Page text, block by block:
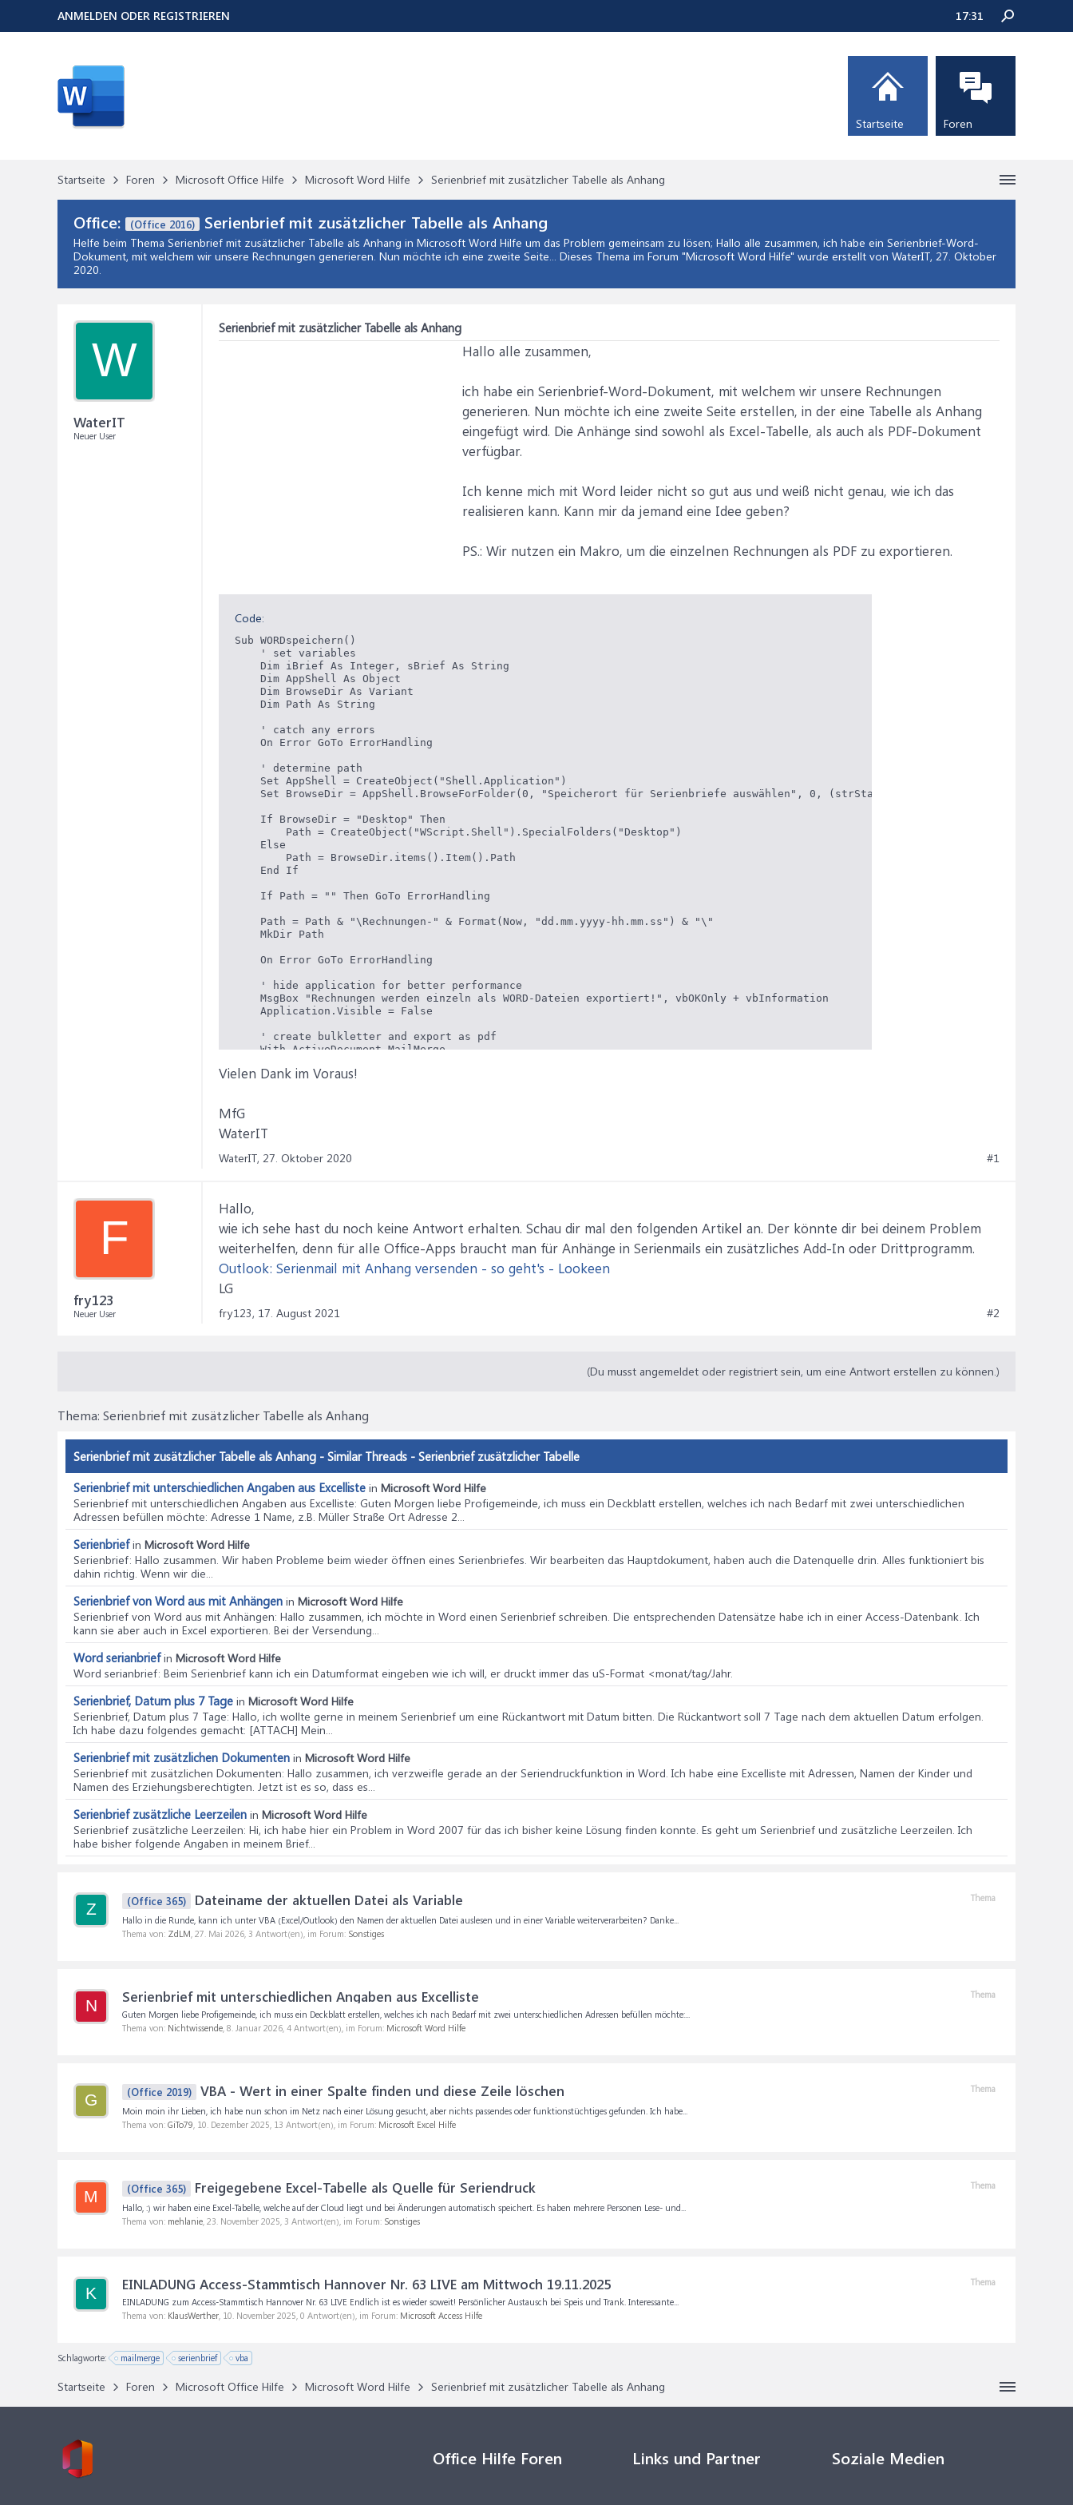
Startseite Foren Microsoft Office Hilfe Microsoft Word Hilfe Serienbrief mit zusätzlicher Tabelle als Anhang
Office: (Office 2016) Serienbrief mit zusätzlicher Tabelle als Anhang
Helfe beim Thema Serienbrief mit zusätzlicher Tabelle als Anhang in Microsoft Word Hilfe um das Problem gemeinsam zu lösen; Hallo alle zusammen, ich habe ein Serienbrief-Word-
Dokument, mit welchem wir unsere Rechnungen generieren. Nun möchte ich eine zweite Seite... Dieses Thema im Forum "Microsoft Word Hilfe" wurde erstellt von WaterIT, 27. Oktober
2020.
W
WaterIT
Neuer User
Serienbrief mit zusätzlicher Tabelle als Anhang
Hallo alle zusammen,
ich habe ein Serienbrief-Word-Dokument, mit welchem wir unsere Rechnungen
generieren. Nun möchte ich eine zweite Seite erstellen, in der eine Tabelle als Anhang
eingefügt wird. Die Anhänge sind sowohl als Excel-Tabelle, als auch als PDF-Dokument
verfügbar.
Ich kenne mich mit Word leider nicht so gut aus und weiß nicht genau, wie ich das
realisieren kann. Kann mir da jemand eine Idee geben?
PS.: Wir nutzen ein Makro, um die einzelnen Rechnungen als PDF zu exportieren.
Code:
Sub WORDspeichern()
    ' set variables
    Dim iBrief As Integer, sBrief As String
    Dim AppShell As Object
    Dim BrowseDir As Variant
    Dim Path As String
    ' catch any errors
    On Error GoTo ErrorHandling
    ' determine path
    Set AppShell = CreateObject("Shell.Application")
    Set BrowseDir = AppShell.BrowseForFolder(0, "Speicherort für Serienbriefe auswählen", 0, (strStartPath))
    If BrowseDir = "Desktop" Then
        Path = CreateObject("WScript.Shell").SpecialFolders("Desktop")
    Else
        Path = BrowseDir.items().Item().Path
    End If
    If Path = "" Then GoTo ErrorHandling
    Path = Path & "\Rechnungen-" & Format(Now, "dd.mm.yyyy-hh.mm.ss") & "\"
    MkDir Path
    On Error GoTo ErrorHandling
    ' hide application for better performance
    MsgBox "Rechnungen werden einzeln als WORD-Dateien exportiert!", vbOKOnly + vbInformation
    Application.Visible = False
    ' create bulkletter and export as pdf
    With ActiveDocument.MailMerge
        Do
            With .DataSource
                .FirstRecord = .ActiveRecord
                .LastRecord = .ActiveRecord
                sBrief = Path & "2020-" & .DataFields("RECHNUNG").Value & ".doc"
            End With
            If .DataSource.DataFields("RECHNUNG").Value > "" Then
                ActiveDocument.SaveAs FileName:=sBrief
            End If
            ActiveDocument.Close False
            If .DataSource.ActiveRecord < .DataSource.RecordCount Then
                .DataSource.ActiveRecord = wdNextRecord
            End If
    If Err.Number = 76 Then
        MsgBox "Das Dokument ist kein Serienbrief"
    ElseIf Err.Number = 4198 Then
        MsgBox "Der ausgewählte Speicherort ist ungültig", vbOKOnly + vbCritical
    ElseIf Err.Number = 91 Then
        MsgBox "Exportieren von Rechnungen abgebrochen", vbOKOnly + vbExclamation
    ElseIf Err.Number > 0 Then
    Else
        MsgBox "Rechnungen erfolgreich exportiert", vbOKOnly + vbInformation
Vielen Dank im Voraus!
MfG
WaterIT
WaterIT, 27. Oktober 2020 #1
F
fry123
Neuer User
Hallo,
wie ich sehe hast du noch keine Antwort erhalten. Schau dir mal den folgenden Artikel an. Der könnte dir bei deinem Problem
weiterhelfen, denn für alle Office-Apps braucht man für Anhänge in Serienmails ein zusätzliches Add-In oder Drittprogramm.
Outlook: Serienmail mit Anhang versenden - so geht's - Lookeen
LG
fry123, 17. August 2021 #2
(Du musst angemeldet oder registriert sein, um eine Antwort erstellen zu können.)
Thema: Serienbrief mit zusätzlicher Tabelle als Anhang
Serienbrief mit zusätzlicher Tabelle als Anhang - Similar Threads - Serienbrief zusätzlicher Tabelle
Serienbrief mit unterschiedlichen Angaben aus Excelliste in Microsoft Word Hilfe
Serienbrief mit unterschiedlichen Angaben aus Excelliste: Guten Morgen liebe Profigemeinde, ich muss ein Deckblatt erstellen, welches ich nach Bedarf mit zwei unterschiedlichen
Adressen befüllen möchte: Adresse 1 Name, z.B. Müller Straße Ort Adresse 2...
Serienbriefin Microsoft Word Hilfe
Serienbrief: Hallo zusammen. Wir haben Probleme beim wieder öffnen eines Serienbriefes. Wir bearbeiten das Hauptdokument, haben auch die Datenquelle drin. Alles funktioniert bis
dahin richtig. Wenn wir die...
Serienbrief von Word aus mit Anhängen in Microsoft Word Hilfe
Serienbrief von Word aus mit Anhängen: Hallo zusammen, ich möchte in Word einen Serienbrief schreiben. Die entsprechenden Datensätze habe ich in einer Access-Datenbank. Ich
kann sie aber auch in Excel exportieren. Bei der Versendung...
Word serianbriefin Microsoft Word Hilfe
Word serianbrief: Beim Serienbrief kann ich ein Datumformat eingeben wie ich will, er druckt immer das uS-Format <monat/tag/Jahr.
Serienbrief, Datum plus 7 Tage in Microsoft Word Hilfe
Serienbrief, Datum plus 7 Tage: Hallo, ich wollte gerne in meinem Serienbrief um eine Rückantwort mit Datum bitten. Die Rückantwort soll 7 Tage nach dem aktuellen Datum erfolgen.
Ich habe dazu folgendes gemacht: [ATTACH] Mein...
Serienbrief mit zusätzlichen Dokumenten in Microsoft Word Hilfe
Serienbrief mit zusätzlichen Dokumenten: Hallo zusammen, ich verzweifle gerade an der Seriendruckfunktion in Word. Ich habe eine Excelliste mit Adressen, Namen der Kinder und
Namen des Erziehungsberechtigten. Jetzt ist es so, dass es...
Serienbrief zusätzliche Leerzeilen in Microsoft Word Hilfe
Serienbrief zusätzliche Leerzeilen: Hi, ich habe hier ein Problem in Word 2007 für das ich bisher keine Lösung finden konnte. Es geht um Serienbrief und zusätzliche Leerzeilen. Ich
habe bisher folgende Angaben in meinem Brief...
Z
Thema
(Office 365) Dateiname der aktuellen Datei als Variable
Hallo in die Runde, kann ich unter VBA (Excel/Outlook) den Namen der aktuellen Datei auslesen und in einer Variable weiterverarbeiten? Danke...
Thema von: ZdLM, 27. Mai 2026, 3 Antwort(en), im Forum: Sonstiges
N
Thema
Serienbrief mit unterschiedlichen Angaben aus Excelliste
Guten Morgen liebe Profigemeinde, ich muss ein Deckblatt erstellen, welches ich nach Bedarf mit zwei unterschiedlichen Adressen befüllen möchte:...
Thema von: Nichtwissende, 8. Januar 2026, 4 Antwort(en), im Forum: Microsoft Word Hilfe
G
Thema
(Office 2019) VBA - Wert in einer Spalte finden und diese Zeile löschen
Moin moin ihr Lieben, ich habe nun schon im Netz nach einer Lösung gesucht, aber nichts passendes oder funktionstüchtiges gefunden. Ich habe...
Thema von: GiTo79, 10. Dezember 2025, 13 Antwort(en), im Forum: Microsoft Excel Hilfe
M
Thema
(Office 365) Freigegebene Excel-Tabelle als Quelle für Seriendruck
Hallo, :) wir haben eine Excel-Tabelle, welche auf der Cloud liegt und bei Änderungen automatisch speichert. Es haben mehrere Personen Lese- und...
Thema von: mehlanie, 23. November 2025, 3 Antwort(en), im Forum: Sonstiges
K
Thema
EINLADUNG Access-Stammtisch Hannover Nr. 63 LIVE am Mittwoch 19.11.2025
EINLADUNG zum Access-Stammtisch Hannover Nr. 63 LIVE Endlich ist es wieder soweit! Persönlicher Austausch bei Speis und Trank. Interessante...
Thema von: KlausWerther, 10. November 2025, 0 Antwort(en), im Forum: Microsoft Access Hilfe
Schlagworte: mailmerge serienbrief vba
Startseite Foren Microsoft Office Hilfe Microsoft Word Hilfe Serienbrief mit zusätzlicher Tabelle als Anhang
ANMELDEN ODER REGISTRIEREN 17:31
Startseite Foren
Office Hilfe Foren Links und Partner Soziale Medien